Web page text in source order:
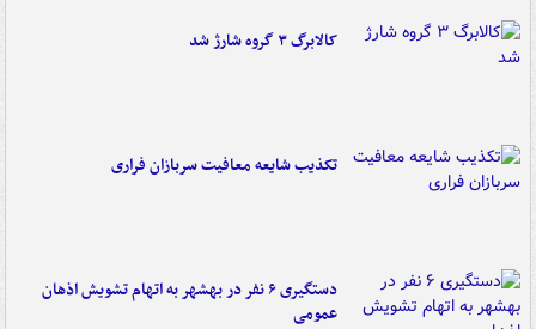
کالابرگ ۳ گروه شارژ شد
تکذیب شایعه معافیت سربازان فراری
دستگیری ۶ نفر در بهشهر به اتهام تشویش اذهان
عمومی